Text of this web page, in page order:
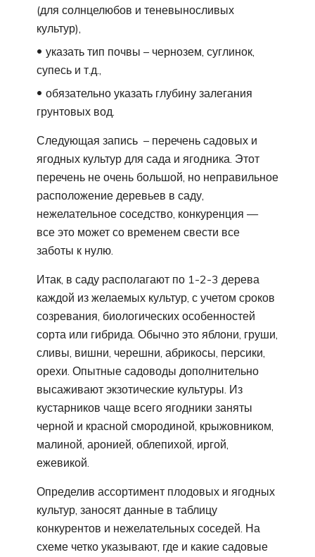
(для солнцелюбов и теневыносливых
культур),
указать тип почвы – чернозем, суглинок,
супесь и т.д.,
обязательно указать глубину залегания
грунтовых вод.
Следующая запись – перечень садовых и
ягодных культур для сада и ягодника. Этот
перечень не очень большой, но неправильное
расположение деревьев в саду,
нежелательное соседство, конкуренция —
все это может со временем свести все
заботы к нулю.
Итак, в саду располагают по 1-2-3 дерева
каждой из желаемых культур, с учетом сроков
созревания, биологических особенностей
сорта или гибрида. Обычно это яблони, груши,
сливы, вишни, черешни, абрикосы, персики,
орехи. Опытные садоводы дополнительно
высаживают экзотические культуры. Из
кустарников чаще всего ягодники заняты
черной и красной смородиной, крыжовником,
малиной, аронией, облепихой, иргой,
ежевикой.
Определив ассортимент плодовых и ягодных
культур, заносят данные в таблицу
конкурентов и нежелательных соседей. На
схеме четко указывают, где и какие садовые